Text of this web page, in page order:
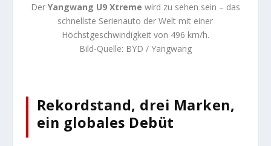
Der Yangwang U9 Xtreme wird zu sehen sein – das
schnellste Serienauto der Welt mit einer
Höchstgeschwindigkeit von 496 km/h.
Bild-Quelle: BYD / Yangwang
Rekordstand, drei Marken,
ein globales Debüt